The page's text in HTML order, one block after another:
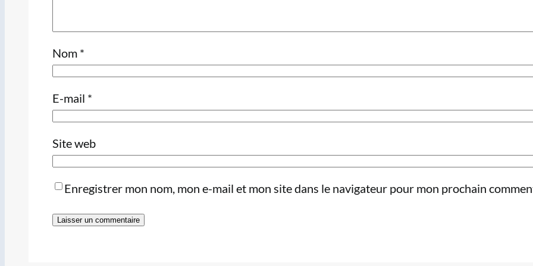
Nom *
E-mail *
Site web
Enregistrer mon nom, mon e-mail et mon site dans le navigateur pour mon prochain